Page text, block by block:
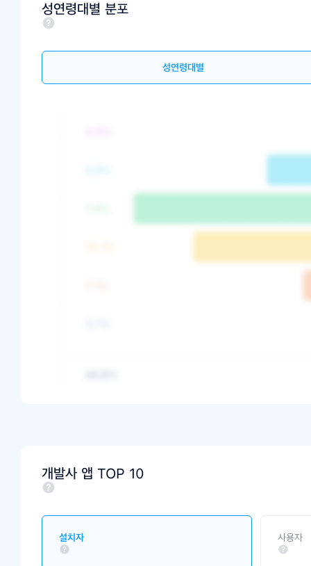
성연령대별 분포
성연령대별
개발사 앱 TOP 10
설치자 사용자